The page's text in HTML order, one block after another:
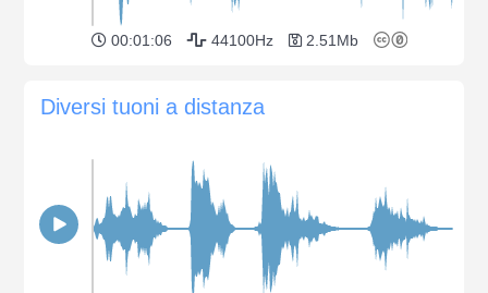
00:01:06 44100Hz 2.51Mb
Diversi tuoni a distanza